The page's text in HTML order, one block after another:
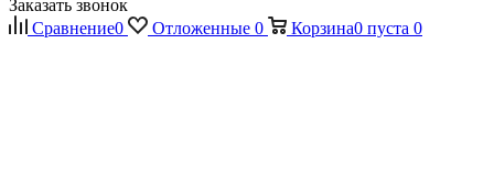
Заказать звонок
Сравнение0 Отложенные 0 Корзина0 пуста 0